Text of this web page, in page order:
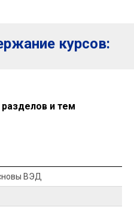
курсов:
и тем
ВЭД